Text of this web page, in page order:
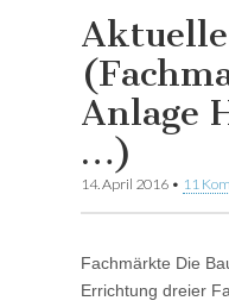
Anlage
…)
14. April 2016 • 11
Fachmärkte Die
Errichtung dreier